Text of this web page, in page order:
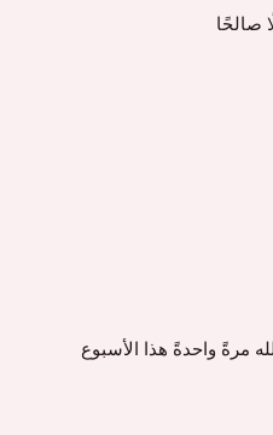
صالحًا
مرةً واحدةً هذا الأسبوع